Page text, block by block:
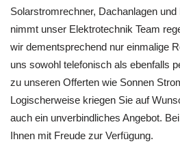
Solarstromrechner, Dachanlagen
nimmt unser Elektrotechnik Team
wir dementsprechend nur einmalige
uns sowohl telefonisch als ebenfalls
zu unseren Offerten wie Sonnen
Logischerweise kriegen Sie auf
auch ein unverbindliches Angebot.
Ihnen mit Freude zur Verfügung.